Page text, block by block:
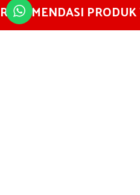
REKOMENDASI